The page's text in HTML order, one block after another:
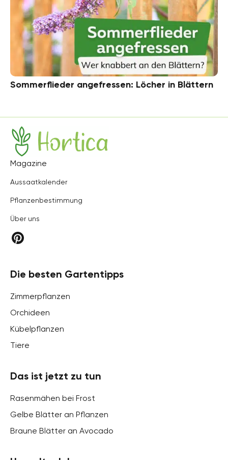
Sommerflieder angefressen: Löcher in Blättern
Hortica
Magazine
Aussaatkalender
Pflanzenbestimmung
Über uns
Die besten Gartentipps
Zimmerpflanzen
Orchideen
Kübelpflanzen
Tiere
Das ist jetzt zu tun
Rasenmähen bei Frost
Gelbe Blätter an Pflanzen
Braune Blätter an Avocado